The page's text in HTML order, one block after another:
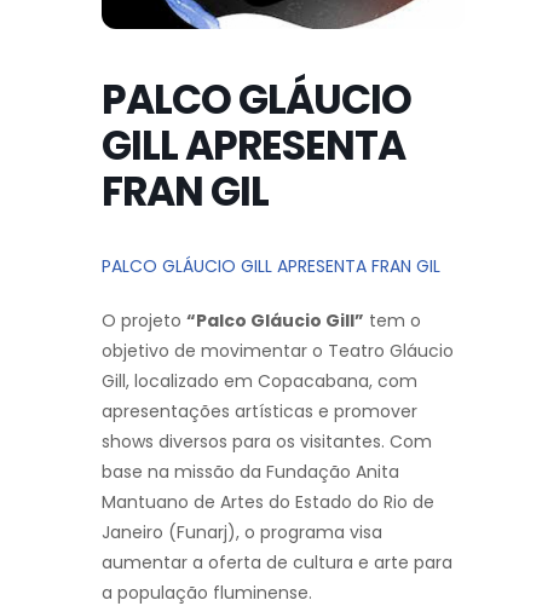
PALCO GLÁUCIO
GILL APRESENTA
FRAN GIL
PALCO GLÁUCIO GILL APRESENTA FRAN GIL
O projeto “Palco Gláucio Gill” tem o
objetivo de movimentar o Teatro Gláucio
Gill, localizado em Copacabana, com
apresentações artísticas e promover
shows diversos para os visitantes. Com
base na missão da Fundação Anita
Mantuano de Artes do Estado do Rio de
Janeiro (Funarj), o programa visa
aumentar a oferta de cultura e arte para
a população fluminense.